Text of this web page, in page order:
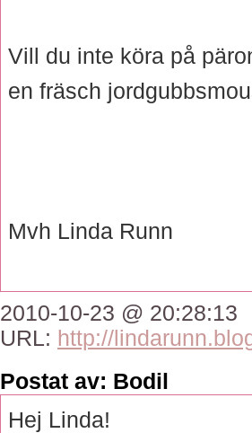
Vill du inte köra på
en fräsch
Mvh Linda Runn
2010-10-23 @ 20:28:13
URL: http://
Postat av: Bodil
Hej Linda!